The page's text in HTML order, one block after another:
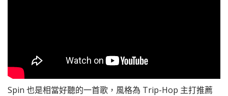
Spin 也是相當好聽的一首歌，風格為 Trip-Hop 主打推薦